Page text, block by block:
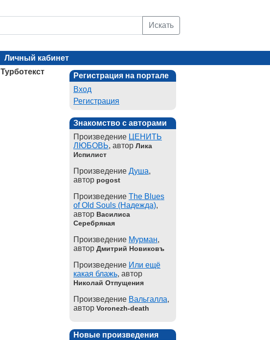
Искать
Личный кабинет
Турботекст
Регистрация на портале
Вход
Регистрация
Знакомство с авторами
Произведение ЦЕНИТЬ
ЛЮБОВЬ, автор Лика
Испилист
Произведение Душа,
автор pogost
Произведение The Blues
of Old Souls (Надежда),
автор Василиса
Серебряная
Произведение Мурман,
автор Дмитрий Новиковъ
Произведение Или ещё
какая блажь, автор
Николай Отпущения
Произведение Вальгалла,
автор Voronezh-death
Новые произведения